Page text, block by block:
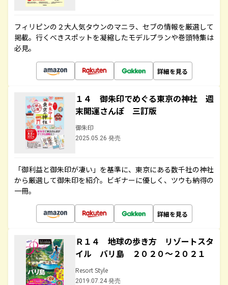
フィリピンの２大人気タウンのマニラ、セブの情報を厳選して
掲載。行くべきスポットを凝縮したモデルプランや巻頭特集は
必見。
詳細を見る
１４ 御朱印でめぐる東京の神社 週
末開運さんぽ 三訂版
御朱印
2025.05.26 発売
「御利益と御朱印が凄い」を基準に、東京にある数千社の神社
から厳選して御朱印を紹介。ビギナーに優しく、ツウも納得の
一冊。
詳細を見る
Ｒ１４ 地球の歩き方 リゾートスタ
イル バリ島 ２０２０～２０２１
Resort Style
2019.07.24 発売